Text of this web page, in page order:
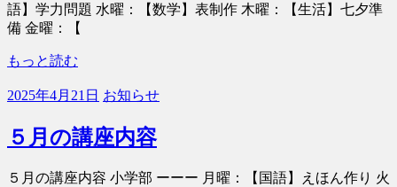
語】学力問題 水曜：【数学】表制作 木曜：【生活】七夕準
備 金曜：【
もっと読む
2025年4月21日 お知らせ
５月の講座内容
５月の講座内容 小学部 ーーー 月曜：【国語】えほん作り 火